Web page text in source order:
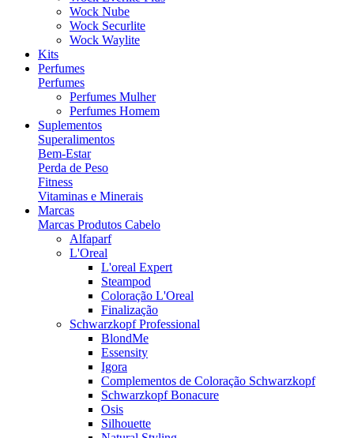
Wock Nube
Wock Securlite
Wock Waylite
Kits
Perfumes
Perfumes
Perfumes Mulher
Perfumes Homem
Suplementos
Superalimentos
Bem-Estar
Perda de Peso
Fitness
Vitaminas e Minerais
Marcas
Marcas Produtos Cabelo
Alfaparf
L'Oreal
L'oreal Expert
Steampod
Coloração L'Oreal
Finalização
Schwarzkopf Professional
BlondMe
Essensity
Igora
Complementos de Coloração Schwarzkopf
Schwarzkopf Bonacure
Osis
Silhouette